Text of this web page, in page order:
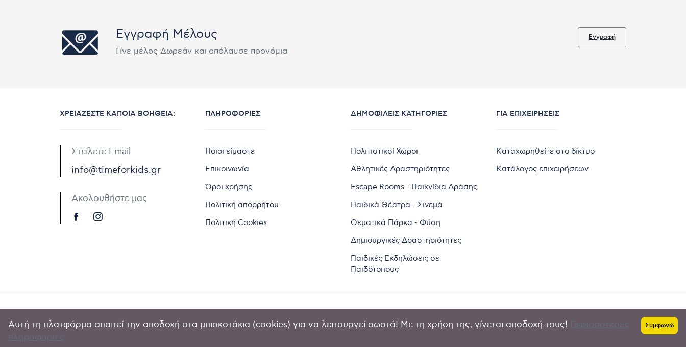
Εγγραφή Μέλους
Γίνε μέλος Δωρεάν και απόλαυσε προνόμια
Εγγραφή
ΧΡΕΙΆΖΕΣΤΕ ΚΆΠΟΙΑ ΒΟΉΘΕΙΑ;
Στείλετε Email
info@timeforkids.gr
Ακολουθήστε μας
ΠΛΗΡΟΦΟΡΊΕΣ
Ποιοι είμαστε
Επικοινωνία
Όροι χρήσης
Πολιτική απορρήτου
Πολιτική Cookies
ΔΗΜΟΦΙΛΕΊΣ ΚΑΤΗΓΟΡΊΕΣ
Πολιτιστικοί Χώροι
Αθλητικές Δραστηριότητες
Escape Rooms - Παιχνίδια Δράσης
Παιδικά Θέατρα - Σινεμά
Θεματικά Πάρκα - Φύση
Δημιουργικές Δραστηριότητες
Παιδικές Εκδηλώσεις σε
Παιδότοπους
ΓΙΑ ΕΠΙΧΕΙΡΉΣΕΙΣ
Καταχωρηθείτε στο δίκτυο
Κατάλογος επιχειρήσεων
Copyright © 2024 by Goldensites Πολιτική απορρήτου-
Αυτή τη πλατφόρμα απαιτεί την αποδοχή στα μπισκοτάκια (cookies) για να λειτουργεί σωστά! Με τη χρήση της, γίνεται αποδοχή τους! Συμφωνώ